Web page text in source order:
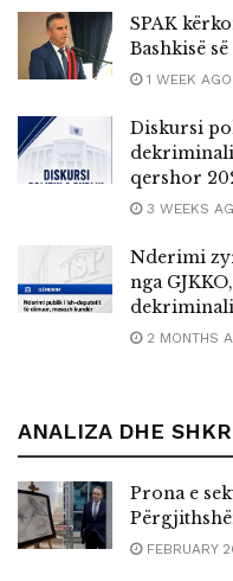
SPAK
Bashkisë
1 WEEK AGO
Diskursi
qershor
3 WEEKS
Nderimi
nga
2 MONTHS
ANALIZA DHE
Prona e
FEBRUARY